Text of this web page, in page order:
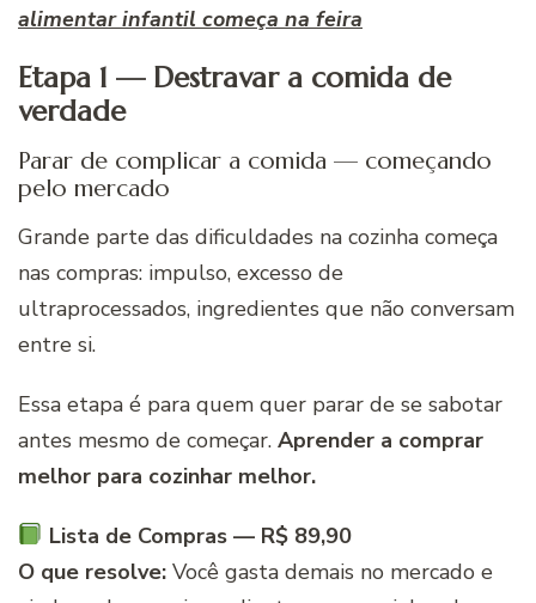
alimentar infantil começa na feira
Etapa 1 — Destravar a comida de
verdade
Parar de complicar a comida — começando
pelo mercado
Grande parte das dificuldades na cozinha começa
nas compras: impulso, excesso de
ultraprocessados, ingredientes que não conversam
entre si.
Essa etapa é para quem quer parar de se sabotar
antes mesmo de começar. Aprender a comprar
melhor para cozinhar melhor.
Lista de Compras — R$ 89,90
O que resolve: Você gasta demais no mercado e